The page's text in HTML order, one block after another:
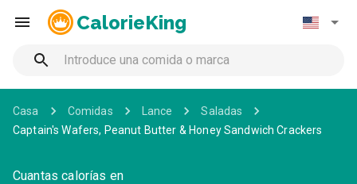
CalorieKing
Casa Comidas Lance
Saladas
Captain's Wafers, Peanut Butter & Honey Sandwich Crackers
Cuantas calorías en